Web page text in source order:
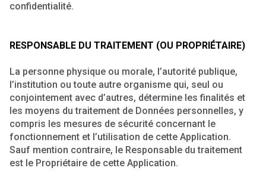
confidentialité.
RESPONSABLE DU TRAITEMENT (OU PROPRIÉTAIRE)
La personne physique ou morale, l’autorité publique,
l’institution ou toute autre organisme qui, seul ou
conjointement avec d’autres, détermine les finalités et
les moyens du traitement de Données personnelles, y
compris les mesures de sécurité concernant le
fonctionnement et l’utilisation de cette Application.
Sauf mention contraire, le Responsable du traitement
est le Propriétaire de cette Application.